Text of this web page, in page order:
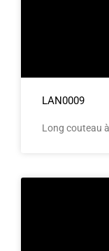
LAN0009
Long couteau